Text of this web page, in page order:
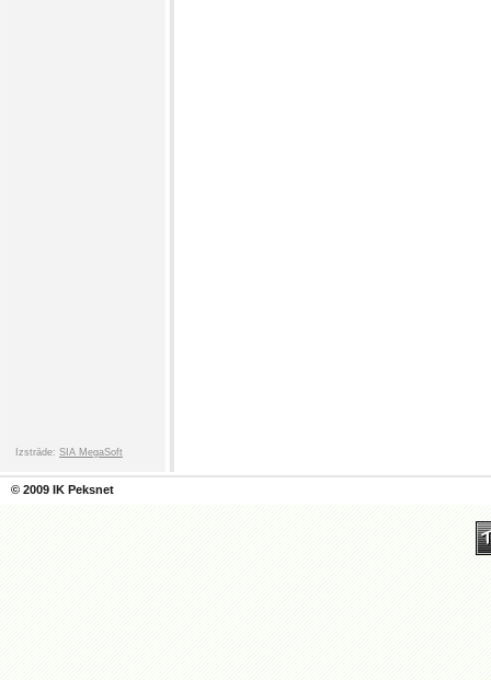
© 2009 IK Peksnet
Izstrāde: SIA MegaSoft